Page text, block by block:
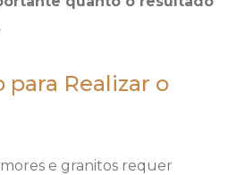
para Realizar o
e granitos requer